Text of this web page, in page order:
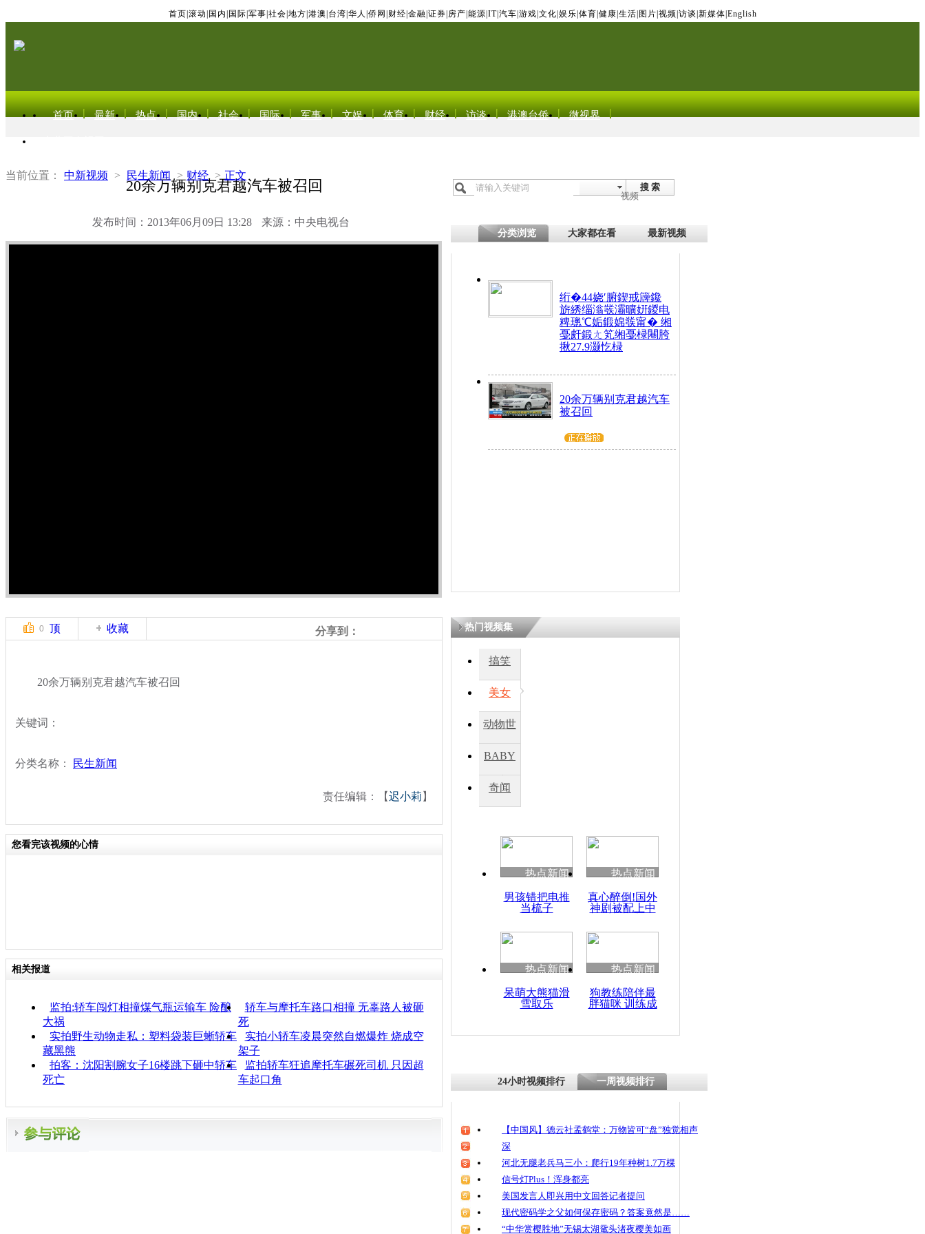
首页 滚动 国内 国际 军事 社会 地方 港澳 台湾 华人 侨网 财经 金融 证券 房产 能源 IT| 汽车 游戏 文化 娱乐 体育 健康 生活 图片 视频 访谈 新媒体 English
首页 最新 热点 国内 社会 国际 军事 文娱 体育 财经 访谈 港澳台侨 微视界
当前位置： 中新视频 > 民生新闻 > 财经 > 正文
20余万辆别克君越汽车被召回
发布时间：2013年06月09日 13:28 来源：中央电视台
搜 索
视频
分类浏览 大家都在看 最新视频
绗�44娆′腑鍥戒簰鑱
旂綉缁滃彂灞曠姸鍐电
粺璁℃姤鍛婂彂甯� 缃
戞皯鍛ㄤ笂缃戞椂闀胯
揪27.9灏忔椂
20余万辆别克君越汽车
被召回
0 顶 收藏 分享到：
20余万辆别克君越汽车被召回
关键词：
分类名称： 民生新闻
责任编辑：【迟小莉 】
您看完该视频的心情
相关报道
监拍:轿车闯灯相撞煤气瓶运输车 险酿
大祸
轿车与摩托车路口相撞 无辜路人被砸
死
实拍野生动物走私：塑料袋装巨蜥轿车
藏黑熊
实拍小轿车凌晨突然自燃爆炸 烧成空
架子
拍客：沈阳割腕女子16楼跳下砸中轿车
死亡
监拍轿车狂追摩托车碾死司机 只因超
车起口角
热门视频集
搞笑
美女
动物世
BABY
秀
奇闻
热点新闻
男孩错把电推
当梳子
热点新闻
真心醉倒!国外
神剧被配上中
热点新闻
呆萌大熊猫滑
雪取乐
热点新闻
狗教练陪伴最
胖猫咪 训练成
24小时视频排行 一周视频排行
【中国风】德云社孟鹤堂：万物皆可“盘”独觉相声
深
河北无腿老兵马三小：爬行19年种树1.7万棵
信号灯Plus！浑身都亮
美国发言人即兴用中文回答记者提问
现代密码学之父如何保存密码？答案竟然是……
“中华赏樱胜地”无锡太湖鼋头渚夜樱美如画